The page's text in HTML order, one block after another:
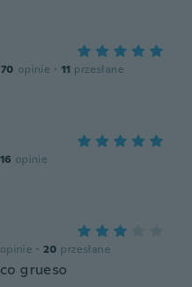
70 opinie · 11 przesłane
16 opinie
opinie · 20 przesłane
grueso